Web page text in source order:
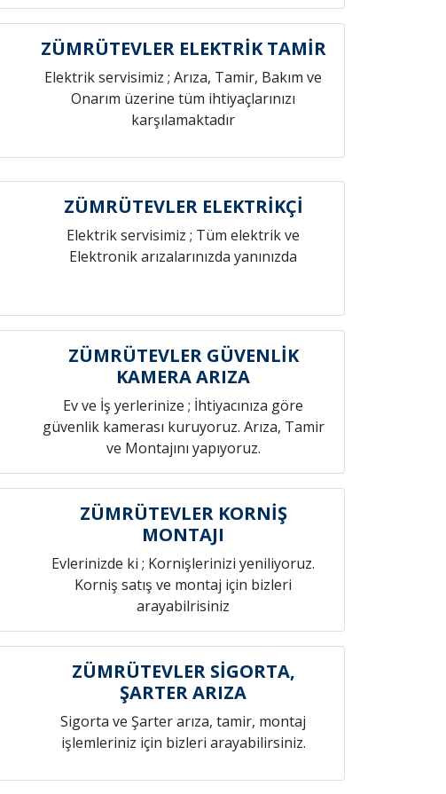
ZÜMRÜTEVLER ELEKTRİK TAMİR
Elektrik servisimiz ; Arıza, Tamir, Bakım ve
Onarım üzerine tüm ihtiyaçlarınızı
karşılamaktadır
ZÜMRÜTEVLER ELEKTRİKÇİ
Elektrik servisimiz ; Tüm elektrik ve
Elektronik arızalarınızda yanınızda
ZÜMRÜTEVLER GÜVENLİK
KAMERA ARIZA
Ev ve İş yerlerinize ; İhtiyacınıza göre
güvenlik kamerası kuruyoruz. Arıza, Tamir
ve Montajını yapıyoruz.
ZÜMRÜTEVLER KORNİŞ
MONTAJI
Evlerinizde ki ; Kornişlerinizi yeniliyoruz.
Korniş satış ve montaj için bizleri
arayabilrisiniz
ZÜMRÜTEVLER SİGORTA,
ŞARTER ARIZA
Sigorta ve Şarter arıza, tamir, montaj
işlemleriniz için bizleri arayabilirsiniz.